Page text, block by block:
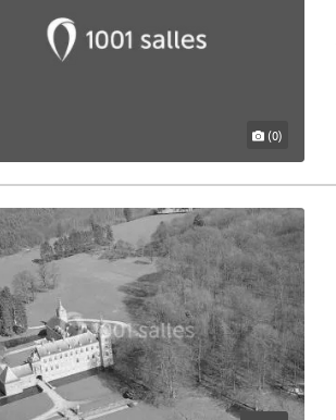
(0)